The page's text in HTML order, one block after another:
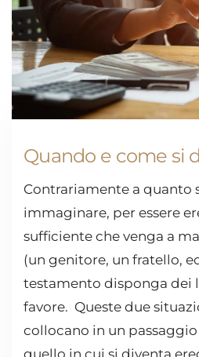
Quando e come si
Contrariamente a quanto
immaginare, per essere
sufficiente che venga a
(un genitore, un fratello,
testamento disponga dei
favore. Queste due
collocano in un
quello in cui si diventa